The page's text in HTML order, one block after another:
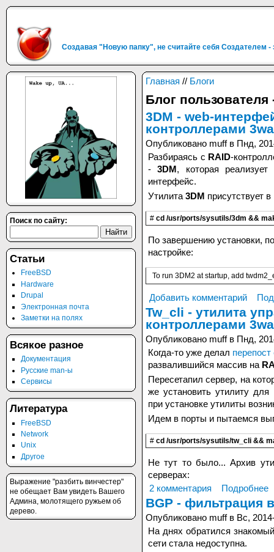
Создавая "Новую папку", не считайте себя Создателем
Главная // Блоги
Блог пользователя
3DM - web-
контроллерами
Опубликовано muff в Пнд,
Разбираясь с RAID-
-3DM, которая
интерфейс.
Утилита 3DM присутствует
# cd /usr/ports/sysutils/3dm &&
По завершению установки,
настройке:
To run 3DM2 at startup, add
Добавить комментарий
Tw_cli - утилита
контроллерами
Опубликовано muff в Пнд,
Когда-то уже делал перепост
развалившийся массив на
Пересетапил сервер, на
же установить утилиту
при установке утилиты
Идем в порты и пытаемся
# cd /usr/ports/sysutils/tw_cli &&
Не тут то было... Архив
серверах:
2 комментария
Подробнее
BGP - фильтрация
Опубликовано muff в Вс,
На днях обратился
сети стала недоступна.
Поиск по сайту:
Статьи
FreeBSD
Hardware
Drupal
Электронная почта
Заметки на полях
Всякое разное
Документация
Русские man-ы
Сервисы
Литература
FreeBSD
Network
Unix
Другое
Выражение "разбить винчестер"
не обещает Вам увидеть Вашего
Админа, молотящего ружьем об
дерево.